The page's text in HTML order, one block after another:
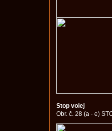
Stop volej
Obr. č. 28 (a - e)